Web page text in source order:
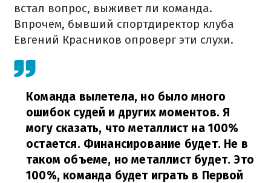
встал вопрос, выживет ли команда.
Впрочем, бывший спортдиректор клуба
Евгений Красников опроверг эти слухи.
Команда вылетела, но было много
ошибок судей и других моментов. Я
могу сказать, что металлист на 100%
остается. Финансирование будет. Не в
таком объеме, но металлист будет. Это
100%, команда будет играть в Первой